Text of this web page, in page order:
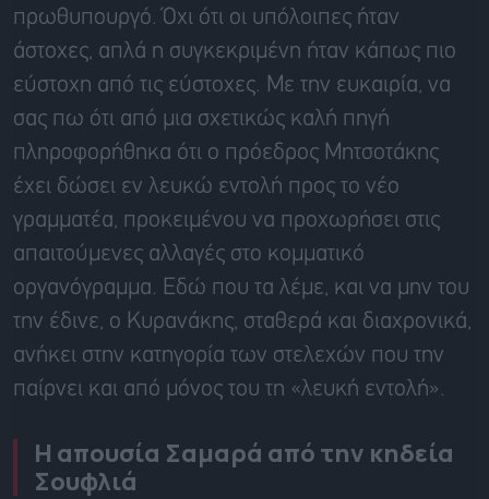
πρωθυπουργό. Όχι ότι οι υπόλοιπες ήταν
άστοχες, απλά η συγκεκριμένη ήταν κάπως πιο
εύστοχη από τις εύστοχες. Με την ευκαιρία, να
σας πω ότι από μια σχετικώς καλή πηγή
πληροφορήθηκα ότι ο πρόεδρος Μητσοτάκης
έχει δώσει εν λευκώ εντολή προς το νέο
γραμματέα, προκειμένου να προχωρήσει στις
απαιτούμενες αλλαγές στο κομματικό
οργανόγραμμα. Εδώ που τα λέμε, και να μην του
την έδινε, ο Κυρανάκης, σταθερά και διαχρονικά,
ανήκει στην κατηγορία των στελεχών που την
παίρνει και από μόνος του τη «λευκή εντολή».
Η απουσία Σαμαρά από την κηδεία
Σουφλιά